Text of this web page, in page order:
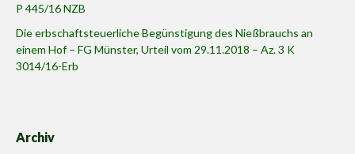
P 445/16 NZB
Die erbschaftsteuerliche Begünstigung des Nießbrauchs an
einem Hof – FG Münster, Urteil vom 29.11.2018 – Az. 3 K
3014/16-Erb
Archiv